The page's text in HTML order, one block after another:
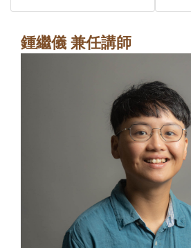
鍾繼儀 兼任講師